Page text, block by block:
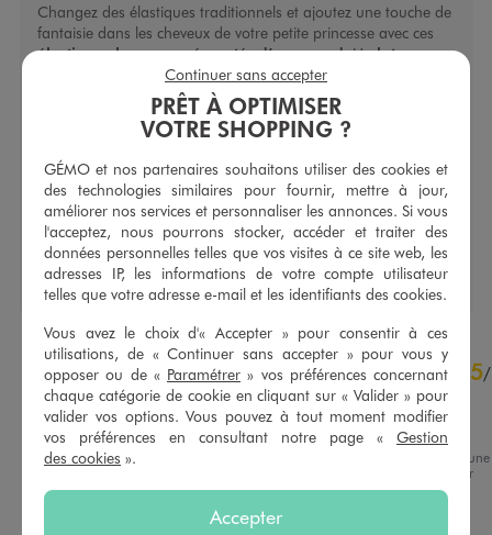
Changez des élastiques traditionnels et ajoutez une touche de
fantaisie dans les cheveux de votre petite princesse avec ces
élastiques largesagrémentés d’un noeud. Unlot
d’élastiques pour les cheveuxcomposé de 2 modèles ornés
de motifs raffinés et de 4 modèles pailletés parfaits pour
illuminer les coiffures. Ultra doux, ils ne tirent pas les cheveux
et s’adaptent à tout type de cheveux.
Caractéristiques
5/ 5
contrôle
Voir tous les avis sur ce site
5/
Avis vérifié et récompensé
Parfait
, suite à une
par
Angélique F.
PRÊT À OPTIMISER
VOTRE SHOPPING ?
GÉMO et nos partenaires souhaitons utiliser des cookies et
des technologies similaires pour fournir, mettre à jour,
améliorer nos services et personnaliser les annonces. Si vous
l'acceptez, nous pourrons stocker, accéder et traiter des
données personnelles telles que vos visites à ce site web, les
adresses IP, les informations de votre compte utilisateur
telles que votre adresse e-mail et les identifiants des cookies.
Vous avez le choix d'« Accepter » pour consentir à ces
utilisations, de « Continuer sans accepter » pour vous y
opposer ou de « Paramétrer » vos préférences concernant
chaque catégorie de cookie en cliquant sur « Valider » pour
valider vos options. Vous pouvez à tout moment modifier
vos préférences en consultant notre page « Gestion
des cookies ».
Accepter
Continuer sans accepter